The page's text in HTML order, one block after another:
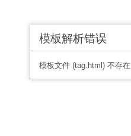
模板解析错误
模板文件 (tag.html) 不存在